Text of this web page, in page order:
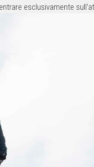
esclusivamente